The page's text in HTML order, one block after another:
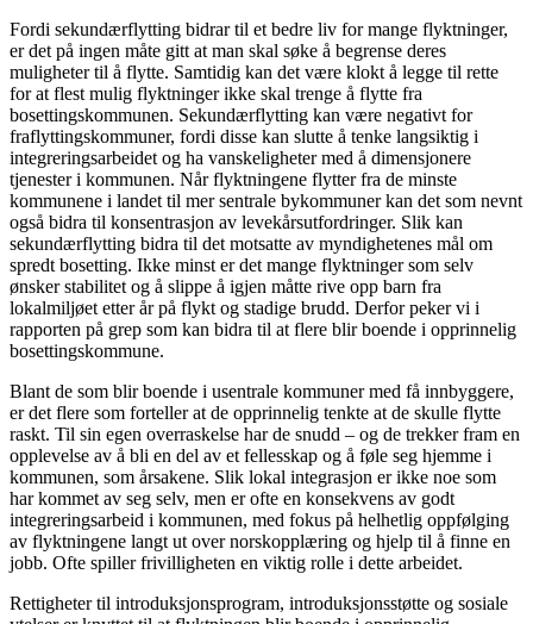
Fordi sekundærflytting bidrar til et bedre liv for mange flyktninger,
er det på ingen måte gitt at man skal søke å begrense deres
muligheter til å flytte. Samtidig kan det være klokt å legge til rette
for at flest mulig flyktninger ikke skal trenge å flytte fra
bosettingskommunen. Sekundærflytting kan være negativt for
fraflyttingskommuner, fordi disse kan slutte å tenke langsiktig i
integreringsarbeidet og ha vanskeligheter med å dimensjonere
tjenester i kommunen. Når flyktningene flytter fra de minste
kommunene i landet til mer sentrale bykommuner kan det som nevnt
også bidra til konsentrasjon av levekårsutfordringer. Slik kan
sekundærflytting bidra til det motsatte av myndighetenes mål om
spredt bosetting. Ikke minst er det mange flyktninger som selv
ønsker stabilitet og å slippe å igjen måtte rive opp barn fra
lokalmiljøet etter år på flykt og stadige brudd. Derfor peker vi i
rapporten på grep som kan bidra til at flere blir boende i opprinnelig
bosettingskommune.
Blant de som blir boende i usentrale kommuner med få innbyggere,
er det flere som forteller at de opprinnelig tenkte at de skulle flytte
raskt. Til sin egen overraskelse har de snudd – og de trekker fram en
opplevelse av å bli en del av et fellesskap og å føle seg hjemme i
kommunen, som årsakene. Slik lokal integrasjon er ikke noe som
har kommet av seg selv, men er ofte en konsekvens av godt
integreringsarbeid i kommunen, med fokus på helhetlig oppfølging
av flyktningene langt ut over norskopplæring og hjelp til å finne en
jobb. Ofte spiller frivilligheten en viktig rolle i dette arbeidet.
Rettigheter til introduksjonsprogram, introduksjonsstøtte og sosiale